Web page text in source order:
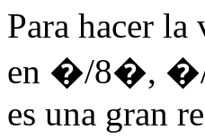
Para hacer la
en �/8�, �/
es una gran